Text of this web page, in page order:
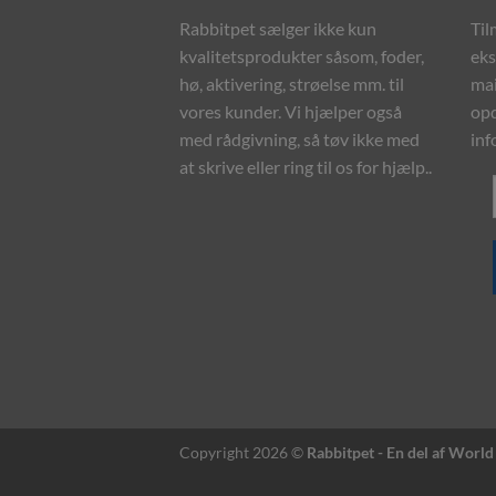
Mulighederne
på
varesiden
Rabbitpet sælger ikke kun
kvalitetsprodukter såsom, foder,
hø, aktivering, strøelse mm. til
vores kunder. Vi hjælper også
med rådgivning, så tøv ikke med
at skrive eller ring til os for hjælp..
Copyright 2026 © Rabbitpet - En del af